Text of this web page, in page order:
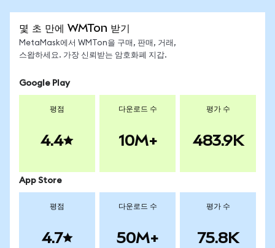
몇 초 만에 WMTon 받기
MetaMask에서 WMTon을 구매, 판매, 거래,
스왑하세요. 가장 신뢰받는 암호화폐 지갑.
Google Play
평점
4.4
다운로드 수
10M+
평가 수
483.9K
App Store
평점
4.7
다운로드 수
50M+
평가 수
75.8K